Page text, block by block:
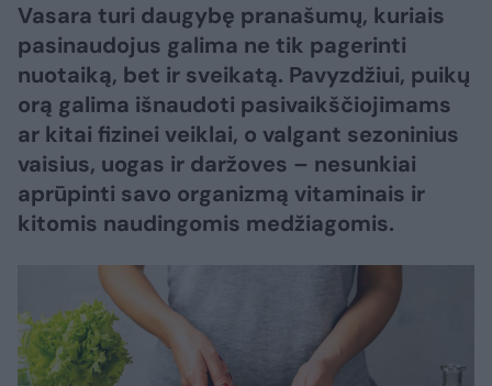
Vasara turi daugybę pranašumų, kuriais
pasinaudojus galima ne tik pagerinti
nuotaiką, bet ir sveikatą. Pavyzdžiui, puikų
orą galima išnaudoti pasivaikščiojimams
ar kitai fizinei veiklai, o valgant sezoninius
vaisius, uogas ir daržoves – nesunkiai
aprūpinti savo organizmą vitaminais ir
kitomis naudingomis medžiagomis.